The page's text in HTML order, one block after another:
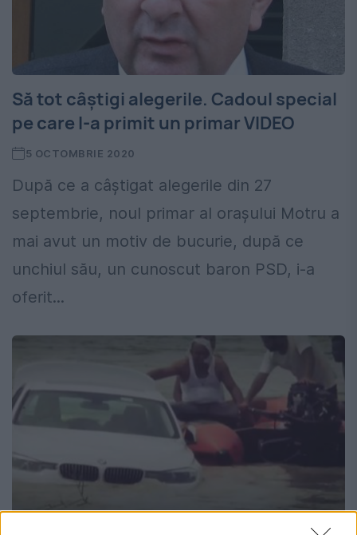
Să tot câștigi alegerile. Cadoul special
pe care l-a primit un primar VIDEO
5 OCTOMBRIE 2020
După ce a câștigat alegerile din 27
septembrie, noul primar al orașului Motru a
mai avut un motiv de bucurie, după ce
unchiul său, un cunoscut baron PSD, i-a
oferit...